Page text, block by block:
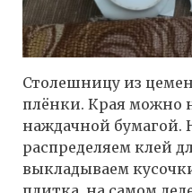
Столешницу из
плёнки. Края можно
наждачной бумагой.
распределяем клей
выкладываем